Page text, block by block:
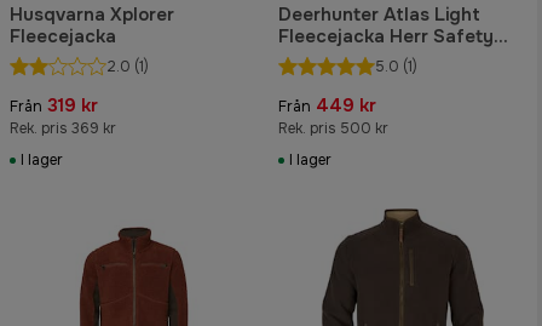
Husqvarna Xplorer
Fleecejacka
2.0 (1)
Från 319 kr
Rek. pris 369 kr
I lager
Deerhunter Atlas Light
Fleecejacka Herr Safety
Orange
5.0 (1)
Från 449 kr
Rek. pris 500 kr
I lager